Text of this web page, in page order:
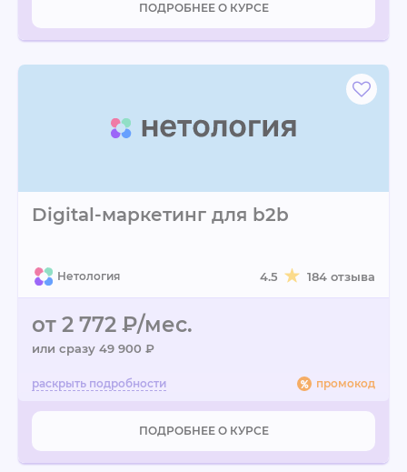
ПОДРОБНЕЕ О КУРСЕ
Digital-маркетинг для b2b
Нетология 4.5 184 отзыва
от 2 772 ₽/мес.
или сразу 49 900 ₽
промокод
ПОДРОБНЕЕ О КУРСЕ